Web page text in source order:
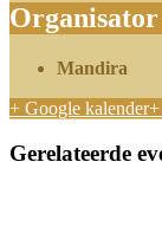
Organisator
Mandira
+ Google kalender+
Gerelateerde